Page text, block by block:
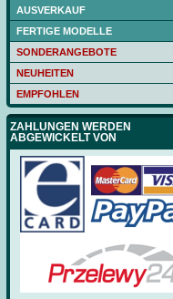
AUSVERKAUF
FERTIGE MODELLE
SONDERANGEBOTE
NEUHEITEN
EMPFOHLEN
ZAHLUNGEN WERDEN
ABGEWICKELT VON